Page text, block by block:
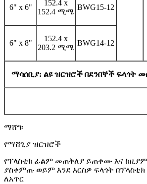
6" x 6"
152.4 x
152.4 ሚሜ
BWG15-12
6" x 8"
152.4 x
203.2 ሚሜ
BWG14-12
ማሳሰቢያ: ልዩ ዝርዝሮች በደንበኞች ፍላጎት
ማሸግ፡
የማሸጊያ ዝርዝሮች
የፕላስቲክ ፊልም መጠቅለያ ይጠቀሙ እና
ያስቀምጡ ወይም እንደ እርስዎ ፍላጎት በፕላስቲክ
ለአጥር